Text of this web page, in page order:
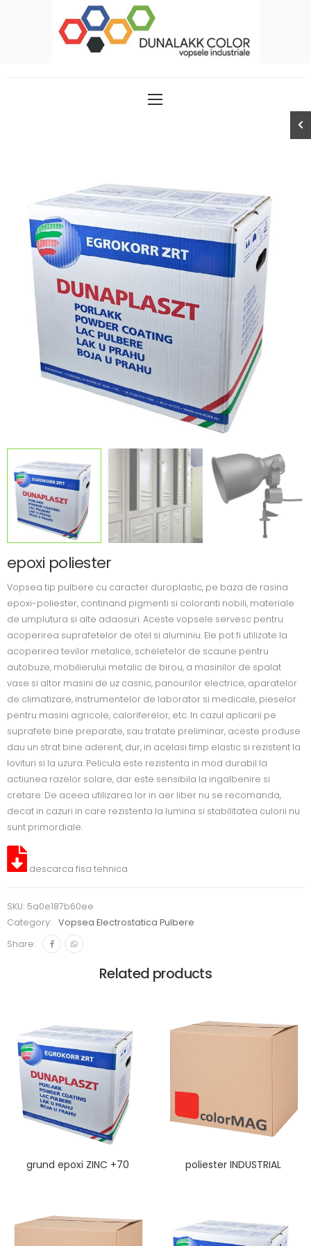
epoxi poliester
Vopsea tip pulbere cu caracter duroplastic, pe baza de rasina
epoxi-poliester, continand pigmenti si coloranti nobili, materiale
de umplutura si alte adaosuri. Aceste vopsele servesc pentru
acoperirea suprafetelor de otel si aluminiu. Ele pot fi utilizate la
acoperirea tevilor metalice, scheletelor de scaune pentru
autobuze, mobilierului metalic de birou, a masinilor de spalat
vase si altor masini de uz casnic, panourilor electrice, aparatelor
de climatizare, instrumentelor de laborator si medicale, pieselor
pentru masini agricole, caloriferelor, etc. In cazul aplicarii pe
suprafete bine preparate, sau tratate preliminar, aceste produse
dau un strat bine aderent, dur, in acelasi timp elastic si rezistent la
lovituri si la uzura. Pelicula este rezistenta in mod durabil la
actiunea razelor solare, dar este sensibila la ingalbenire si
cretare. De aceea utilizarea lor in aer liber nu se recomanda,
decat in cazuri in care rezistenta la lumina si stabilitatea culorii nu
sunt primordiale.
descarca fisa tehnica
SKU: 5a0e187b60ee
Category:
Vopsea Electrostatica Pulbere
Share:
Related products
grund epoxi ZINC +70 poliester INDUSTRIAL